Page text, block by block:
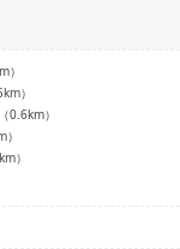
）
km）
（0.6km）
）
km）